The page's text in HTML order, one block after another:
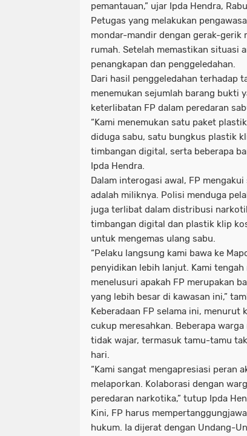
pemantauan,” ujar Ipda Hendra,
Petugas yang melakukan
mondar-mandir dengan gerak-gerik
rumah. Setelah memastikan situasi
penangkapan dan penggeledahan.
Dari hasil penggeledahan terhadap
menemukan sejumlah barang bukti
keterlibatan FP dalam peredaran
“Kami menemukan satu paket
diduga sabu, satu bungkus plastik
timbangan digital, serta beberapa
Ipda Hendra.
Dalam interogasi awal, FP
adalah miliknya. Polisi menduga
juga terlibat dalam distribusi
timbangan digital dan plastik klip
untuk mengemas ulang sabu.
“Pelaku langsung kami bawa ke
penyidikan lebih lanjut. Kami
menelusuri apakah FP merupakan
yang lebih besar di kawasan ini,”
Keberadaan FP selama ini, menurut
cukup meresahkan. Beberapa
tidak wajar, termasuk tamu-tamu
hari.
“Kami sangat mengapresiasi peran
melaporkan. Kolaborasi dengan
peredaran narkotika,” tutup Ipda
Kini, FP harus
hukum. Ia dijerat dengan Undang-